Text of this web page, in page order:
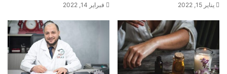
يناير 15, 2022 فبراير 14, 2022